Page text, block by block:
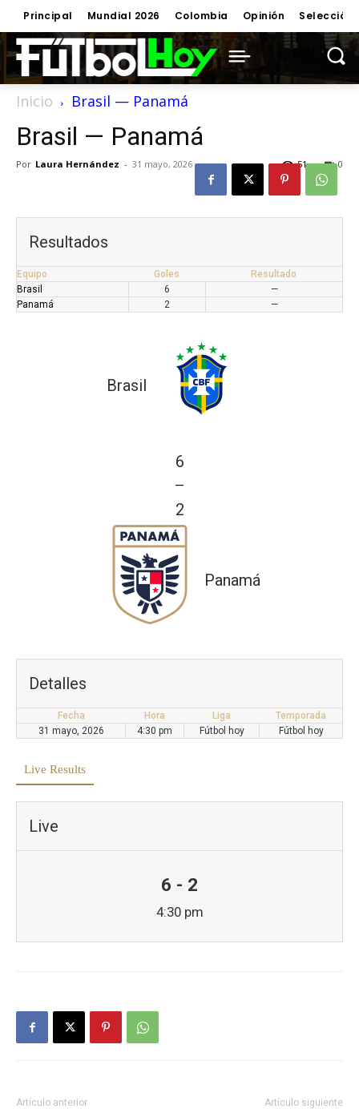
Principal Mundial 2026 Colombia Opinión Selección
Inicio Brasil — Panamá
Brasil — Panamá
Por Laura Hernández - 31 mayo, 2026 0
51
Resultados
Equipo Goles
Resultado
Brasil
6
—
Panamá
2 —
Brasil
6
—
2
Panamá
Detalles
Fecha Hora Liga
Temporada
31 mayo, 2026
4:30 pm Fútbol hoy Fútbol hoy
Live Results
Live
6 - 2
4:30 pm
Artículo anterior Artículo siguiente